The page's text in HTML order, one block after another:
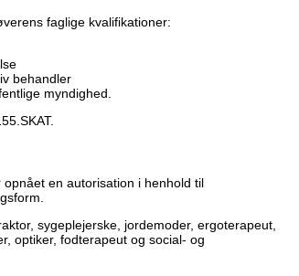
faglige kvalifikationer:
behandler
myndighed.
en autorisation i henhold til
sygeplejerske, jordemoder, ergoterapeut,
optiker, fodterapeut og social- og